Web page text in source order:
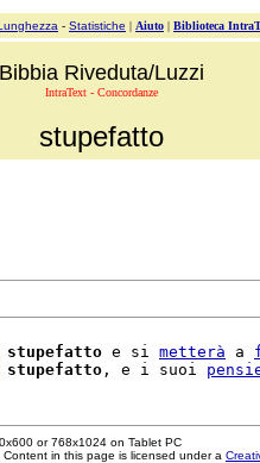
- Statistiche | Aiuto | Biblioteca
Bibbia Riveduta/Luzzi
IntraText - Concordanze
stupefatto
stupefatto e si metterà a
stupefatto , e i suoi
or 768x1024 on Tablet PC
in this page is licensed under a